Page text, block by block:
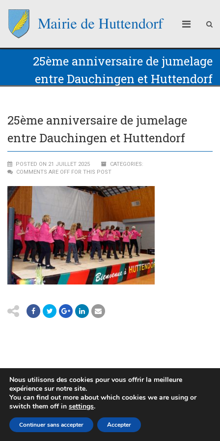
25ème anniversaire de jumelage
entre Dauchingen et Huttendorf
25ème anniversaire de jumelage
entre Dauchingen et Huttendorf
POSTED ON 21 JUILLET 2025
CATEGORIES:
COMMENTS ARE OFF FOR THIS POST
(c) 2015 Mairie de Huttendorf
POLITIQUE DE CONFIDENTIALITÉ
MENTIONS LÉGALES
Nous utilisons des cookies pour vous offrir la meilleure
expérience sur notre site.
You can find out more about which cookies we are using or
switch them off in settings.
Accepter
Continuer sans accepter